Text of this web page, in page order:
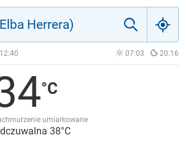
12:40 07:03 20:16
umiarkowane
38°C